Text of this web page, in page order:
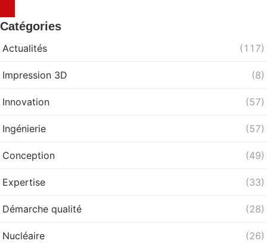
Catégories
Actualités (117)
Impression 3D (8)
Innovation (57)
Ingénierie (57)
Conception (49)
Expertise (33)
Démarche qualité (28)
Nucléaire (26)